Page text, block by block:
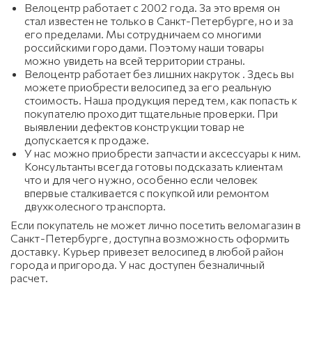
Велоцентр работает с 2002 года. За это время он
стал известен не только в Санкт-Петербурге, но и за
его пределами. Мы сотрудничаем со многими
российскими городами. Поэтому наши товары
можно увидеть на всей территории страны.
Велоцентр работает без лишних накруток . Здесь вы
можете приобрести велосипед за его реальную
стоимость. Наша продукция перед тем, как попасть к
покупателю проходит тщательные проверки. При
выявлении дефектов конструкции товар не
допускается к продаже.
У нас можно приобрести запчасти и аксессуары к ним.
Консультанты всегда готовы подсказать клиентам
что и для чего нужно, особенно если человек
впервые сталкивается с покупкой или ремонтом
двухколесного транспорта.
Если покупатель не может лично посетить веломагазин в
Санкт-Петербурге, доступна возможность оформить
доставку. Курьер привезет велосипед в любой район
города и пригорода. У нас доступен безналичный
расчет.